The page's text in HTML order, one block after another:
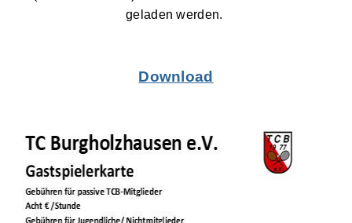
geladen werden.
Download